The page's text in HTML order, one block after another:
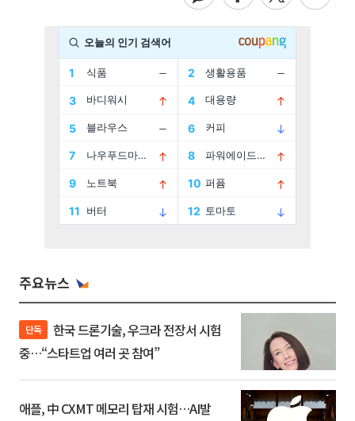
주요뉴스
단독
중…“스타트업 여러 곳 참여”
애플, 中 CXMT 메모리 탑재 시험…AI발